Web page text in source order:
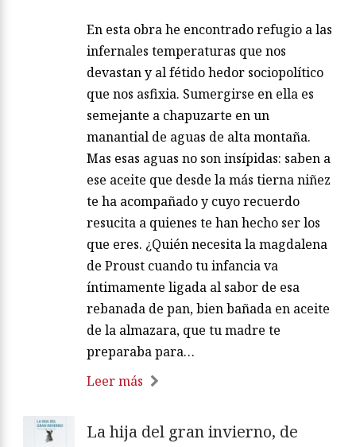
En esta obra he encontrado refugio a las
infernales temperaturas que nos
devastan y al fétido hedor sociopolítico
que nos asfixia. Sumergirse en ella es
semejante a chapuzarte en un
manantial de aguas de alta montaña.
Mas esas aguas no son insípidas: saben a
ese aceite que desde la más tierna niñez
te ha acompañado y cuyo recuerdo
resucita a quienes te han hecho ser los
que eres. ¿Quién necesita la magdalena
de Proust cuando tu infancia va
íntimamente ligada al sabor de esa
rebanada de pan, bien bañada en aceite
de la almazara, que tu madre te
preparaba para…
Leer más
La hija del gran invierno, de